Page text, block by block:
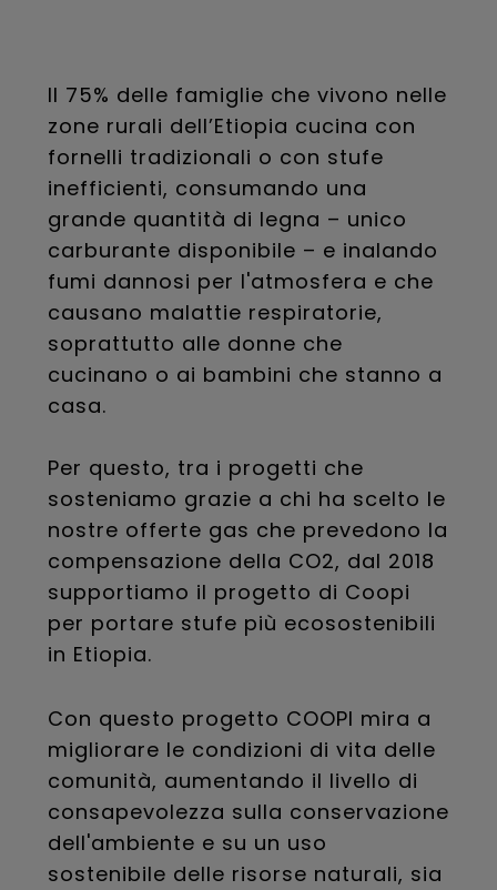
Il 75% delle famiglie che vivono nelle
zone rurali dell’Etiopia cucina con
fornelli tradizionali o con stufe
inefficienti, consumando una
grande quantità di legna – unico
carburante disponibile – e inalando
fumi dannosi per l'atmosfera e che
causano malattie respiratorie,
soprattutto alle donne che
cucinano o ai bambini che stanno a
casa.
Per questo, tra i progetti che
sosteniamo grazie a chi ha scelto le
nostre offerte gas che prevedono la
compensazione della CO2, dal 2018
supportiamo il progetto di Coopi
per portare stufe più ecosostenibili
in Etiopia.
Con questo progetto COOPI mira a
migliorare le condizioni di vita delle
comunità, aumentando il livello di
consapevolezza sulla conservazione
dell'ambiente e su un uso
sostenibile delle risorse naturali, sia